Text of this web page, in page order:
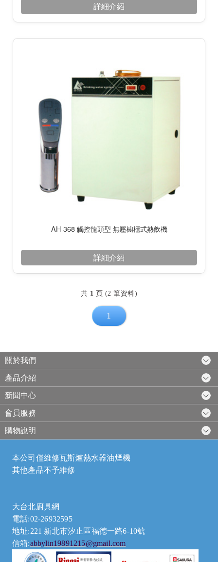
詳細介紹
AH-368 觸控龍頭型 無壓櫥櫃式熱飲機
詳細介紹
共 1 頁 (2 筆資料)
1
關於我們
產品介紹
新聞中心
會員服務
購物說明
本公司僅維修瓦斯爐熱水器油煙機
其他產品不予維修
大台北廚具網
電話:02-26932595
地址:221 新北市汐止區福德一路6-10號
信箱:abbylin19891215@gmail.com